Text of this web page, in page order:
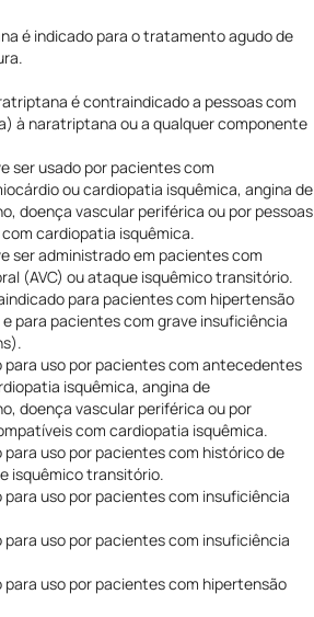
é indicado para o tratamento agudo de
é contraindicado a pessoas com
à naratriptana ou a qualquer componente
ser usado por pacientes com
ou cardiopatia isquêmica, angina de
doença vascular periférica ou por pessoas
cardiopatia isquêmica.
ser administrado em pacientes com
(AVC) ou ataque isquêmico transitório.
para pacientes com hipertensão
para pacientes com grave insuficiência
uso por pacientes com antecedentes
isquêmica, angina de
doença vascular periférica ou por
com cardiopatia isquêmica.
uso por pacientes com histórico de
isquêmico transitório.
uso por pacientes com insuficiência
uso por pacientes com insuficiência
uso por pacientes com hipertensão